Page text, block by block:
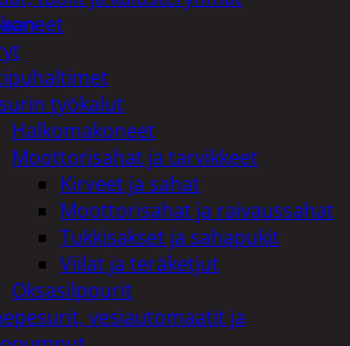
työkalut
Halkomakoneet
Moottorisahat ja tarvikkeet
Kirveet ja sahat
Moottorisahat ja raivaussahat
Tukkisakset ja sahapukit
Viilat ja teräketjut
Oksasilppurit
vesiautomaatit ja